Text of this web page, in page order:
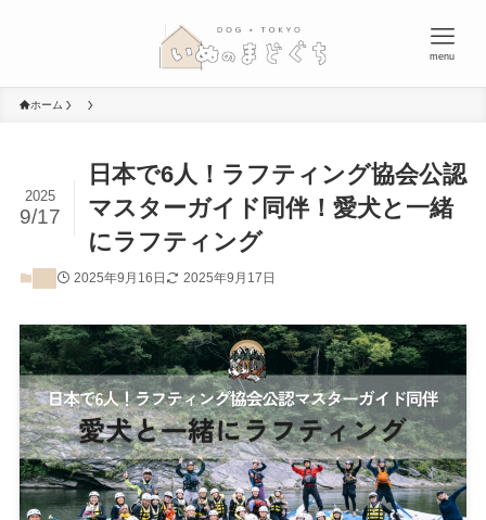
menu
ホーム
日本で6人！ラフティング協会公認
マスターガイド同伴！愛犬と一緒
にラフティング
2025
9/17
2025年9月16日 2025年9月17日